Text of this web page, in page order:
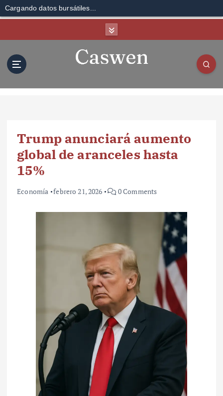
Cargando datos bursátiles...
Trump anunciará aumento
global de aranceles hasta
15%
Economía febrero 21, 2026 0 Comments